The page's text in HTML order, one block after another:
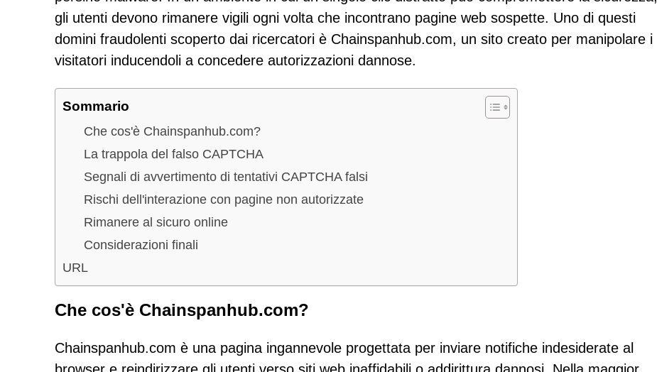
gli utenti devono rimanere vigili ogni volta che incontrano pagine web sospette. Uno di questi
domini fraudolenti scoperto dai ricercatori è Chainspanhub.com, un sito creato per manipolare i
visitatori inducendoli a concedere autorizzazioni dannose.
Sommario
Che cos'è Chainspanhub.com?
La trappola del falso CAPTCHA
Segnali di avvertimento di tentativi CAPTCHA falsi
Rischi dell'interazione con pagine non autorizzate
Rimanere al sicuro online
Considerazioni finali
URL
Che cos'è Chainspanhub.com?
Chainspanhub.com è una pagina ingannevole progettata per inviare notifiche indesiderate al